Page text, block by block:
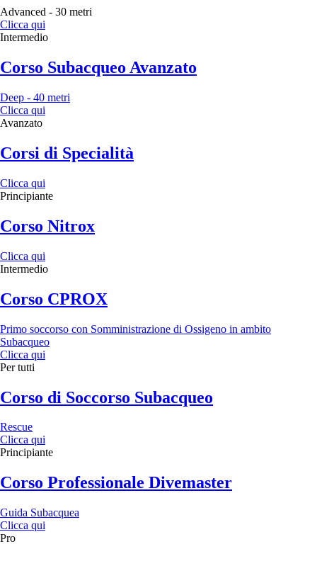
Advanced - 30 metri
Clicca qui
Intermedio
Corso Subacqueo Avanzato
Deep - 40 metri
Clicca qui
Avanzato
Corsi di Specialità
Clicca qui
Principiante
Corso Nitrox
Clicca qui
Intermedio
Corso CPROX
Primo soccorso con Somministrazione di Ossigeno in ambito
Subacqueo
Clicca qui
Per tutti
Corso di Soccorso Subacqueo
Rescue
Clicca qui
Principiante
Corso Professionale Divemaster
Guida Subacquea
Clicca qui
Pro